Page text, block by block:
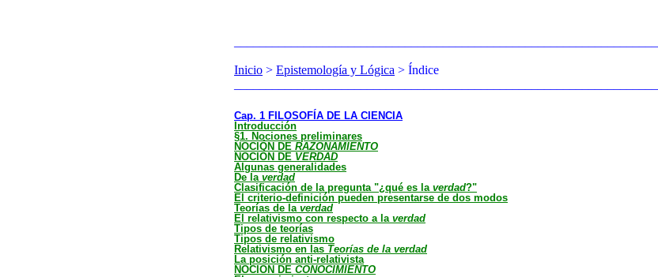
Inicio > Epistemología y Lógica > Índice
Cap. 1 FILOSOFÍA DE LA CIENCIA
Introducción
§1. Nociones preliminares
NOCIÓN DE RAZONAMIENTO
NOCIÓN DE VERDAD
Algunas generalidades
De la verdad
Clasificación de la pregunta "¿qué es la verdad?"
El criterio-definición pueden presentarse de dos modos
Teorías de la verdad
El relativismo con respecto a la verdad
Tipos de teorías
Tipos de relativismo
Relativismo en las Teorías de la verdad
La posición anti-relativista
NOCION DE CONOCIMIENTO